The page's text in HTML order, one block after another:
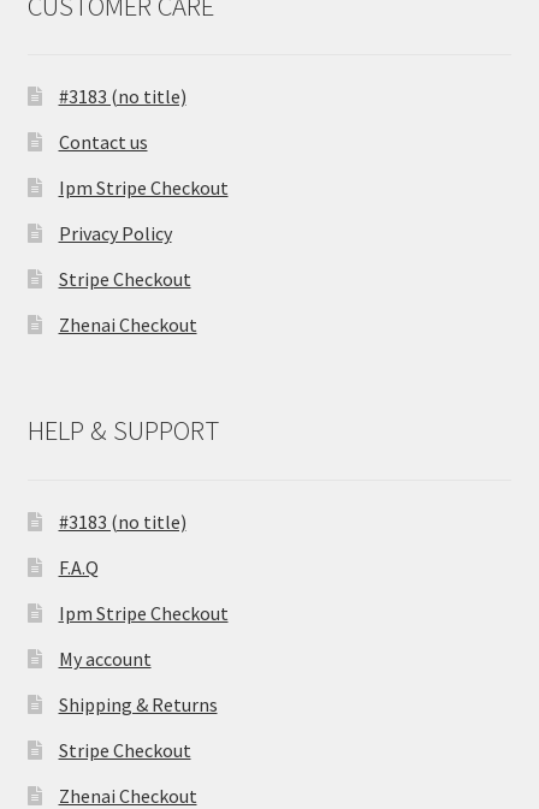
#3183 (no title)
Contact us
Ipm Stripe Checkout
Privacy Policy
Stripe Checkout
Zhenai Checkout
HELP & SUPPORT
#3183 (no title)
F.A.Q
Ipm Stripe Checkout
My account
Shipping & Returns
Stripe Checkout
Zhenai Checkout